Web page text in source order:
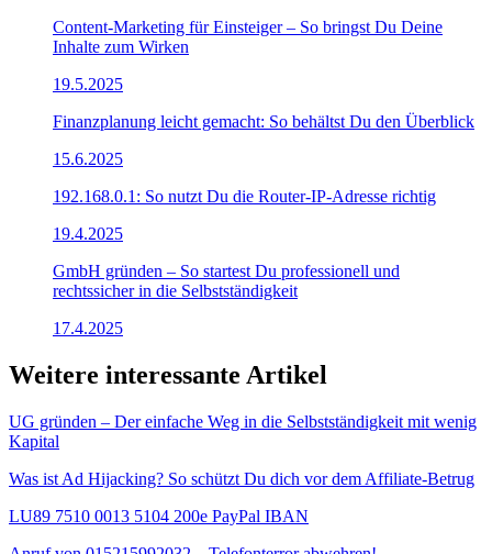
Content-Marketing für Einsteiger – So bringst Du Deine
Inhalte zum Wirken
19.5.2025
Finanzplanung leicht gemacht: So behältst Du den Überblick
15.6.2025
192.168.0.1: So nutzt Du die Router-IP-Adresse richtig
19.4.2025
GmbH gründen – So startest Du professionell und
rechtssicher in die Selbstständigkeit
17.4.2025
Weitere interessante Artikel
UG gründen – Der einfache Weg in die Selbstständigkeit mit wenig
Kapital
Was ist Ad Hijacking? So schützt Du dich vor dem Affiliate-Betrug
LU89 7510 0013 5104 200e PayPal IBAN